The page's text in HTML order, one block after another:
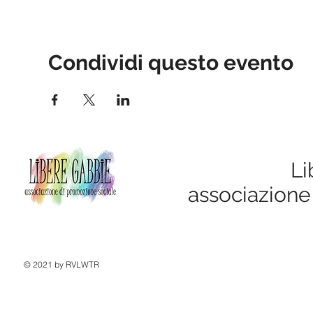
Condividi questo evento
© 2021 by RVLWTR